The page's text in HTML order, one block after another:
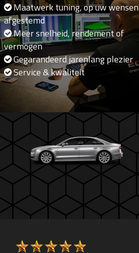
Maatwerk tuning, op uw wensen
afgestemd
Meer snelheid, rendement of
vermogen
Gegarandeerd jarenlang plezier
Service & kwaliteit